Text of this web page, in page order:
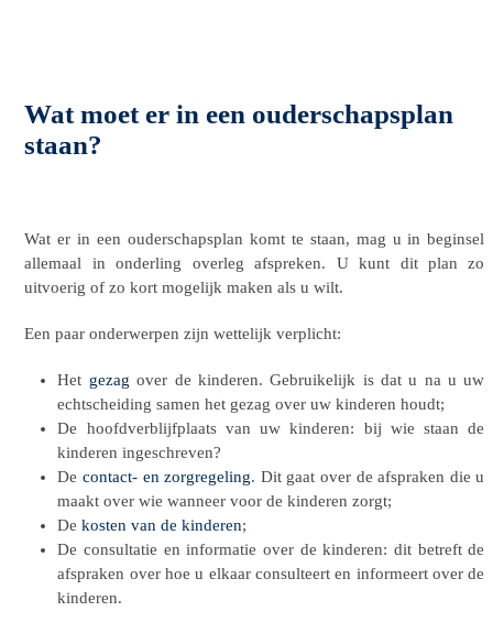
Wat moet er in een ouderschapsplan
staan?
Wat er in een ouderschapsplan komt te staan, mag u in beginsel
allemaal in onderling overleg afspreken. U kunt dit plan zo
uitvoerig of zo kort mogelijk maken als u wilt.
Een paar onderwerpen zijn wettelijk verplicht:
Het gezag over de kinderen. Gebruikelijk is dat u na u uw
echtscheiding samen het gezag over uw kinderen houdt;
De hoofdverblijfplaats van uw kinderen: bij wie staan de
kinderen ingeschreven?
Decontact- en zorgregeling. Dit gaat over de afspraken die u
maakt over wie wanneer voor de kinderen zorgt;
Dekosten van de kinderen;
De consultatie en informatie over de kinderen: dit betreft de
afspraken over hoe u elkaar consulteert en informeert over de
kinderen.